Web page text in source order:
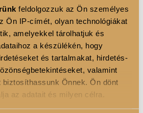
feldolgozzuk az Ön személyes
Ön IP-címét, olyan technológiákat
amelyekkel tárolhatjuk és
a készülékén, hogy
és tartalmakat, hirdetés-
valamint
Önnek. Ön dönt
az adatait és milyen célra.
1